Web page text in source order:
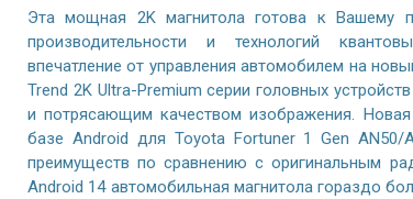
Эта мощная 2K магнитола готова к Вашему
производительности и технологий
впечатление от управления автомобилем на
Trend 2K Ultra-Premium серии головных
и потрясающим качеством изображения.
базе Android для Toyota Fortuner 1 Gen AN50/
преимуществ по сравнению с оригинальным
Android 14 автомобильная магнитола гораздо